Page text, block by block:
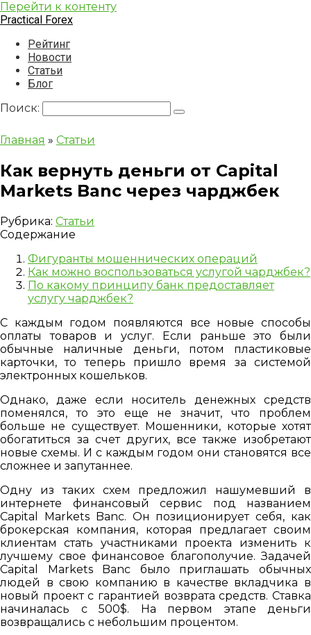
Перейти к контенту
Practical Forex
Рейтинг
Новости
Статьи
Блог
Поиск:
Главная » Статьи
Как вернуть деньги от Capital
Markets Banc через чарджбек
Рубрика: Статьи
Содержание
Фигуранты мошеннических операций
Как можно воспользоваться услугой чарджбек?
По какому принципу банк предоставляет
услугу чарджбек?
С каждым годом появляются все новые способы
оплаты товаров и услуг. Если раньше это были
обычные наличные деньги, потом пластиковые
карточки, то теперь пришло время за системой
электронных кошельков.
Однако, даже если носитель денежных средств
поменялся, то это еще не значит, что проблем
больше не существует. Мошенники, которые хотят
обогатиться за счет других, все также изобретают
новые схемы. И с каждым годом они становятся все
сложнее и запутаннее.
Одну из таких схем предложил нашумевший в
интернете финансовый сервис под названием
Capital Markets Banc. Он позиционирует себя, как
брокерская компания, которая предлагает своим
клиентам стать участниками проекта изменить к
лучшему свое финансовое благополучие. Задачей
Capital Markets Banc было приглашать обычных
людей в свою компанию в качестве вкладчика в
новый проект с гарантией возврата средств. Ставка
начиналась с 500$. На первом этапе деньги
возвращались с небольшим процентом.